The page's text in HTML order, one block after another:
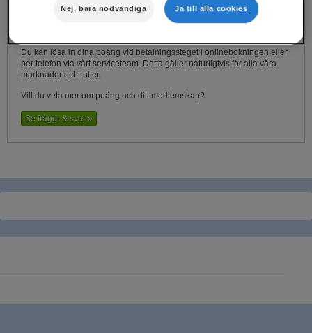
HUR LÖSER JAG IN MINA POÄNG NÄR JAG
Du kan lösa in dina poäng vid betalningssteget i onlinebokningen eller
per telefon via vårt serviceteam. Detta gäller naturligtvis för alla våra
marknader och rutter.
Vill du veta mer om poäng och ditt medlemskap?
Se frågor & svar »
Nej, bara nödvändiga Ja till alla cookies